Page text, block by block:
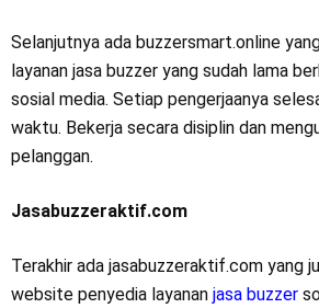
Selanjutnya ada buzzersmart.online
layanan jasa buzzer yang sudah lama
sosial media. Setiap pengerjaanya
waktu. Bekerja secara disiplin dan
pelanggan.
Jasabuzzeraktif.com
Terakhir ada jasabuzzeraktif.com yang
website penyedia layanan jasa buzzer